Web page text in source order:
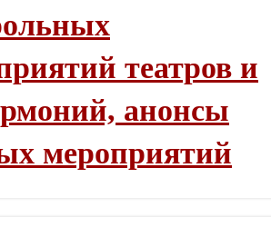
театров и
анонсы
мероприятий